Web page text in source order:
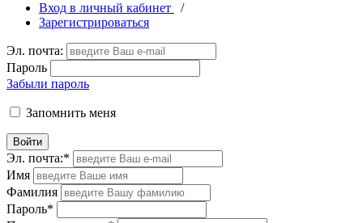
Вход в личный кабинет
/
Зарегистрироваться
Эл. почта:
Пароль
Забыли пароль
Запомнить меня
Войти
Эл. почта:*
Имя
Фамилия
Пароль*